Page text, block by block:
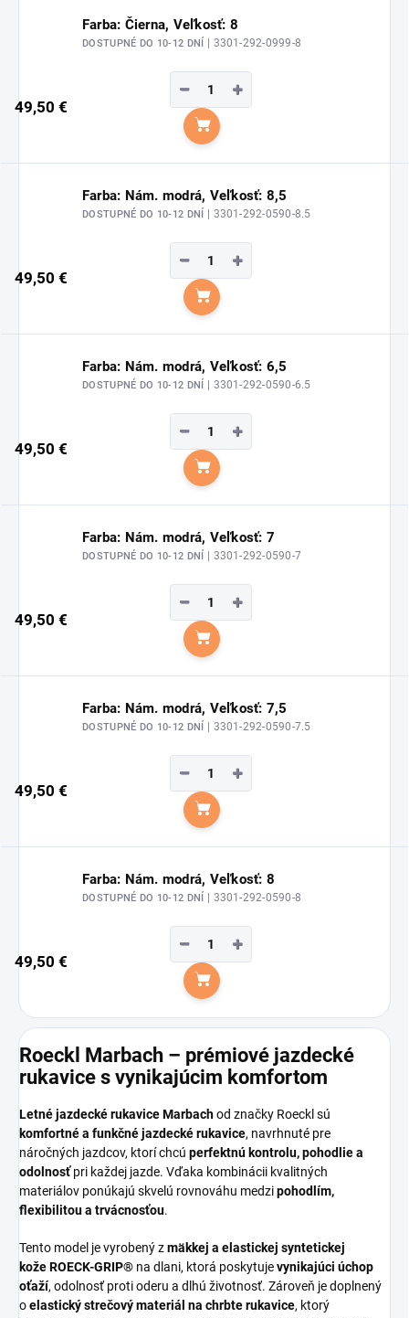
Farba: Čierna, Veľkosť: 8
DOSTUPNÉ DO 10-12 DNÍ | 3301-292-0999-8
49,50 €
+
−
Do košíka
Farba: Nám. modrá, Veľkosť: 8,5
DOSTUPNÉ DO 10-12 DNÍ | 3301-292-0590-8.5
49,50 €
+
−
Do košíka
Farba: Nám. modrá, Veľkosť: 6,5
DOSTUPNÉ DO 10-12 DNÍ | 3301-292-0590-6.5
49,50 €
+
−
Do košíka
Farba: Nám. modrá, Veľkosť: 7
DOSTUPNÉ DO 10-12 DNÍ | 3301-292-0590-7
49,50 €
+
−
Do košíka
Farba: Nám. modrá, Veľkosť: 7,5
DOSTUPNÉ DO 10-12 DNÍ | 3301-292-0590-7.5
49,50 €
+
−
Do košíka
Farba: Nám. modrá, Veľkosť: 8
DOSTUPNÉ DO 10-12 DNÍ | 3301-292-0590-8
49,50 €
+
−
Do košíka
Roeckl Marbach – prémiové jazdecké
rukavice s vynikajúcim komfortom
Letné jazdecké rukavice Marbachod značky Roeckl sú
komfortné a funkčné jazdecké rukavice, navrhnuté pre
náročných jazdcov, ktorí chcú perfektnú kontrolu, pohodlie a
odolnosťpri každej jazde. Vďaka kombinácii kvalitných
materiálov ponúkajú skvelú rovnováhu medzipohodlím,
flexibilitou a trvácnosťou.
Tento model je vyrobený zmäkkej a elastickej syntetickej
kože ROECK-GRIP® na dlani, ktorá poskytujevynikajúci úchop
oťaží, odolnosť proti oderu a dlhú životnosť. Zároveň je doplnený
oelastický strečový materiál na chrbte rukavice, ktorý